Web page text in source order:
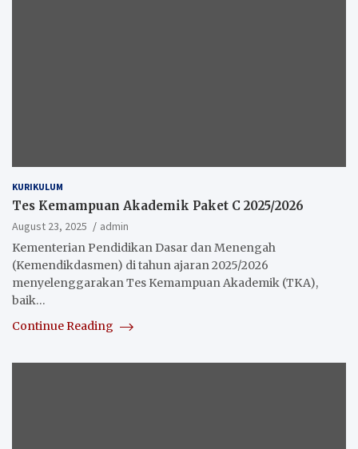
KURIKULUM
Tes Kemampuan Akademik Paket C 2025/2026
August 23, 2025
admin
Kementerian Pendidikan Dasar dan Menengah
(Kemendikdasmen) di tahun ajaran 2025/2026
menyelenggarakan Tes Kemampuan Akademik (TKA),
baik…
Continue Reading